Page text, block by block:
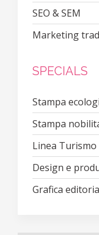
SEO & SEM
Marketing
SPECIALS
Stampa
Stampa
Linea Turismo
Design e
Grafica